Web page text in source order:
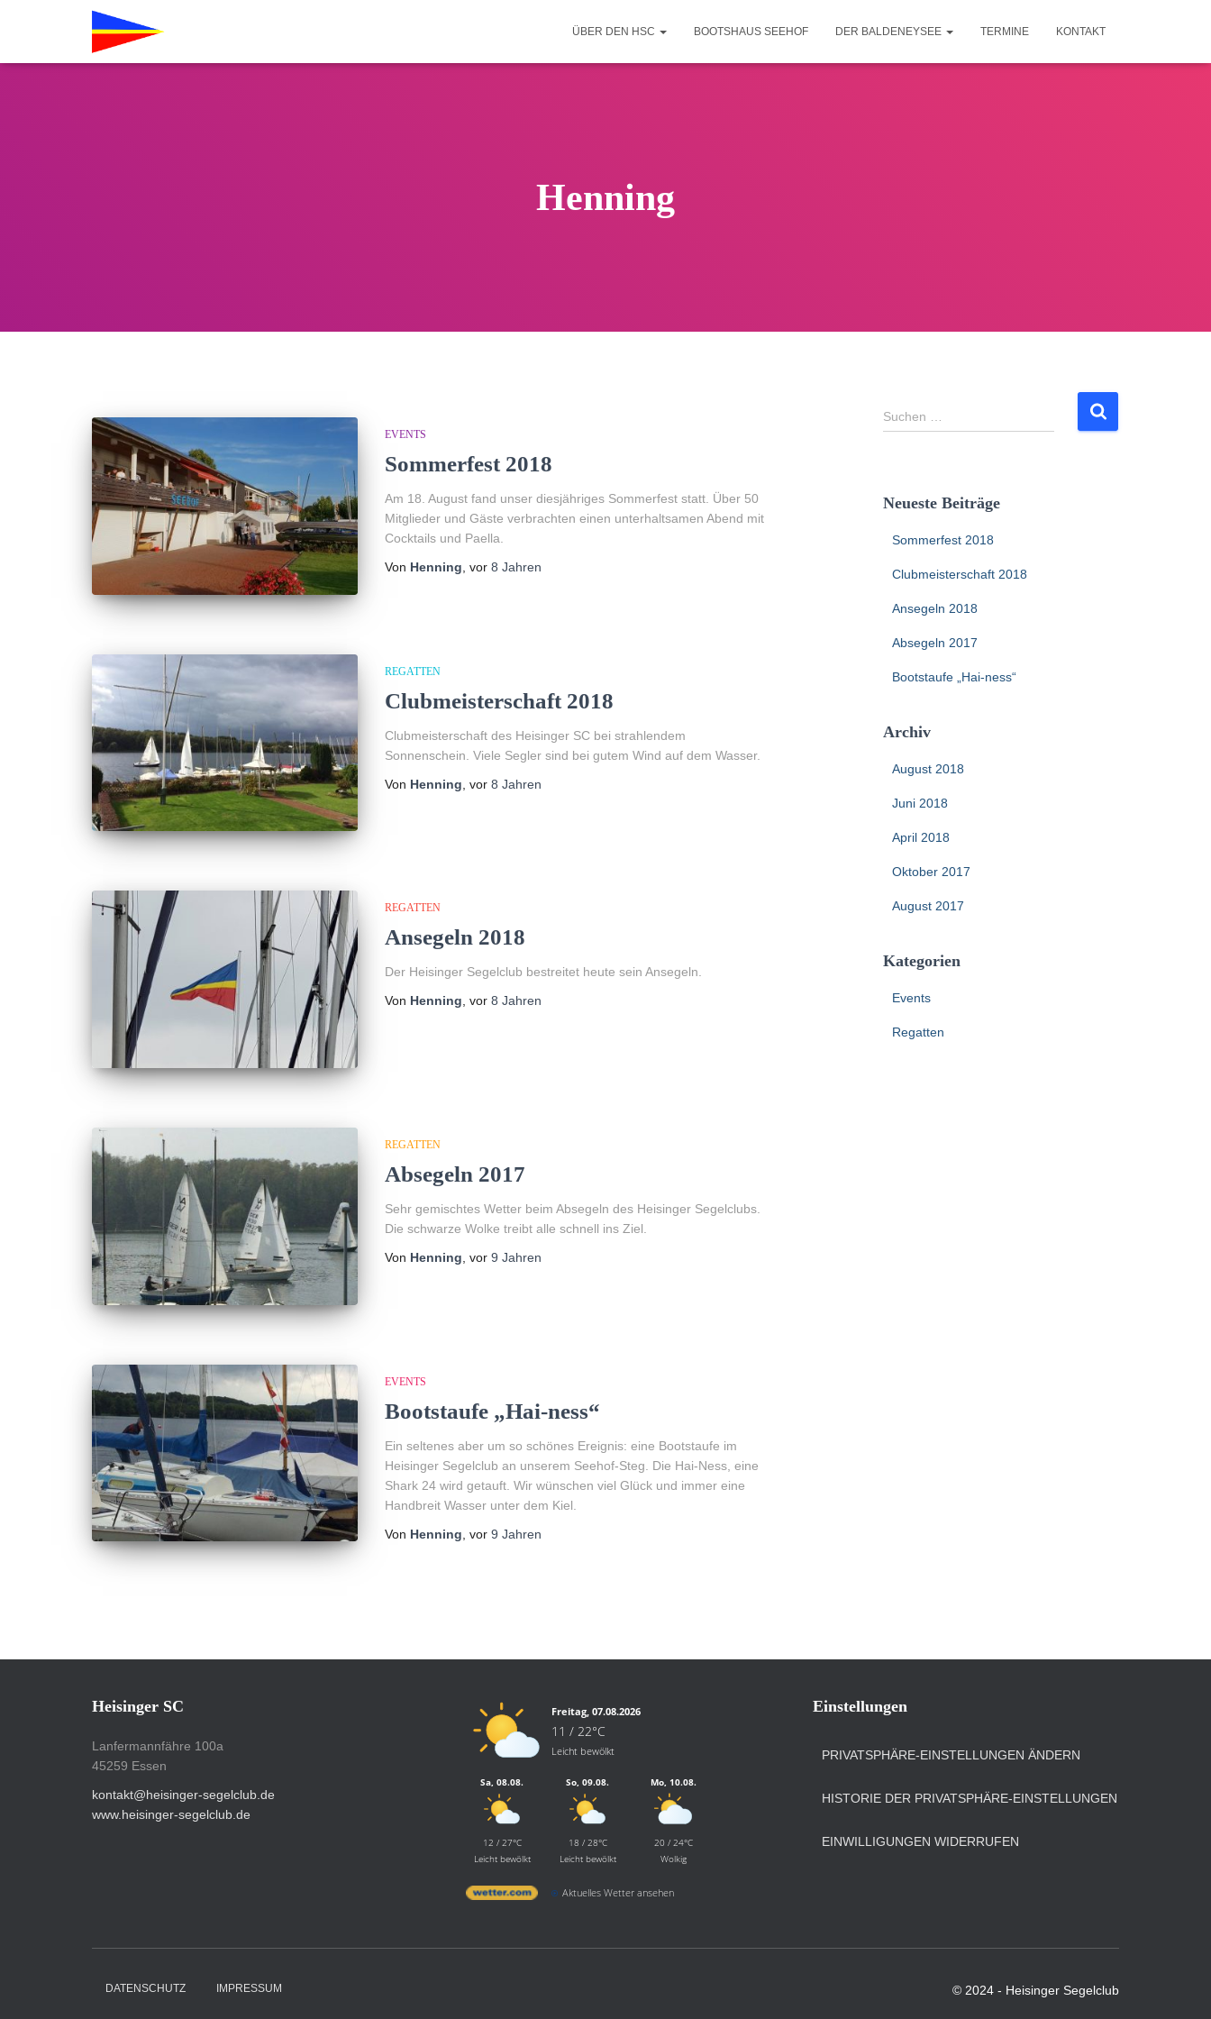
ÜBER DEN HSC BOOTSHAUS SEEHOF DER BALDENEYSEE TERMINE KONTAKT
Henning
EVENTS
Sommerfest 2018
Am 18. August fand unser diesjähriges Sommerfest statt. Über 50
Mitglieder und Gäste verbrachten einen unterhaltsamen Abend mit
Cocktails und Paella.
Von Henning , vor 8 Jahren
REGATTEN
Clubmeisterschaft 2018
Clubmeisterschaft des Heisinger SC bei strahlendem
Sonnenschein. Viele Segler sind bei gutem Wind auf dem Wasser.
Von Henning , vor 8 Jahren
REGATTEN
Ansegeln 2018
Der Heisinger Segelclub bestreitet heute sein Ansegeln.
Von Henning, vor 8 Jahren
REGATTEN
Absegeln 2017
Sehr gemischtes Wetter beim Absegeln des Heisinger Segelclubs.
Die schwarze Wolke treibt alle schnell ins Ziel.
Von Henning , vor 9 Jahren
EVENTS
Bootstaufe „Hai-ness“
Ein seltenes aber um so schönes Ereignis: eine Bootstaufe im
Heisinger Segelclub an unserem Seehof-Steg. Die Hai-Ness, eine
Shark 24 wird getauft. Wir wünschen viel Glück und immer eine
Handbreit Wasser unter dem Kiel.
Von Henning , vor 9 Jahren
S
u
n
Suchen …
Neueste Beiträge
Sommerfest 2018
Clubmeisterschaft 2018
Ansegeln 2018
Absegeln 2017
Bootstaufe „Hai-ness“
Archiv
August 2018
Juni 2018
April 2018
Oktober 2017
August 2017
Kategorien
Events
Regatten
Heisinger SC
Lanfermannfähre 100a
45259 Essen
kontakt@heisinger-segelclub.de
www.heisinger-segelclub.de
Freitag, 07.08.2026
11 / 22°C
Leicht bewölkt
Sa, 08.08.
12 / 27°C
Leicht bewölkt
So, 09.08.
18 / 28°C
Leicht bewölkt
Mo, 10.08.
20 / 24°C
Wolkig
Aktuelles Wetter ansehen
Einstellungen
PRIVATSPHÄRE-EINSTELLUNGEN ÄNDERN
HISTORIE DER PRIVATSPHÄRE-EINSTELLUNGEN
EINWILLIGUNGEN WIDERRUFEN
DATENSCHUTZ IMPRESSUM © 2024 - Heisinger Segelclub